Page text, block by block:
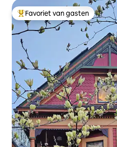
Topfavoriet van gasten
Favoriet van gasten